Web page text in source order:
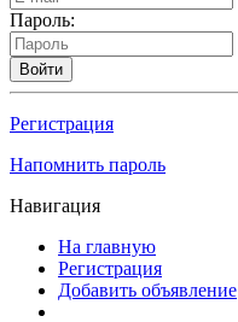
Пароль:
Войти
Регистрация
Напомнить пароль
Навигация
На главную
Регистрация
Добавить объявление